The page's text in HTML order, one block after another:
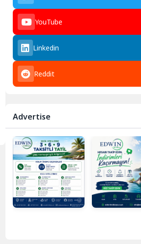
YouTube
Linkedin
Reddit
Advertise